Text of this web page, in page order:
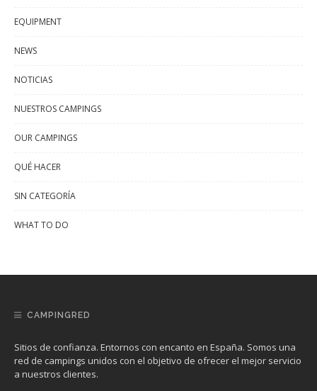
EQUIPMENT
NEWS
NOTICIAS
NUESTROS CAMPINGS
OUR CAMPINGS
QUÉ HACER
SIN CATEGORÍA
WHAT TO DO
CAMPINGRED
Sitios de confianza. Entornos con encanto en España. Somos una
red de campings unidos con el objetivo de ofrecer el mejor servicio
a nuestros clientes.